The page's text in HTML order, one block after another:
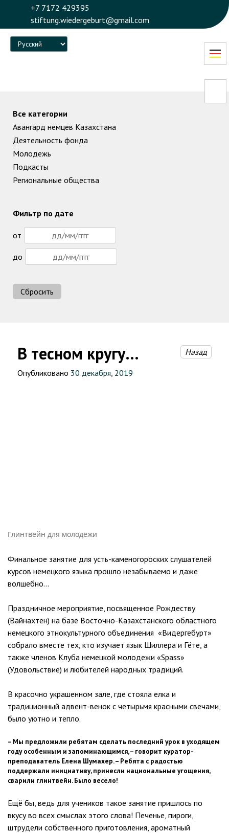
+7 7172 429395
stiftung.wiedergeburt@gmail.com
Language
В тесном кругу… Назад
Опубликовано 30 декабря, 2019
Глинтвейн для молодёжи
Финальное занятие для усть-каменогороских слушателей
курсов немецкого языка прошло незабываемо и даже
волшебно…
Праздничное мероприятие, посвященное Рождеству
(Вайнахтен) на базе Восточно-Казахстанского областного
немецкого этнокультурного объединения «Видергебурт»
собрало вместе тех, кто изучает язык Шиллера и Гёте, а
также членов Клуба немецкой молодежи «Spass»
(Удовольствие) и любителей народных традиций.
В красочно украшенном зале, где стояла елка и
традиционный адвент-венок с четырьмя красными свечами,
было уютно и тепло.
– Мы предложили ребятам сделать последний урок в уходящем
году особенным и запоминающимся, – говорит куратор-
преподаватель Елена Шумахер. – Ребята с радостью
поддержали инициативу, принесли национальные угощения,
сварили глинтвейн. Было весело!
Ещё бы, ведь для учеников такое занятие пришлось по
вкусу во всех смыслах этого слова! Печенье, пироги,
штрудели собственного приготовления, ароматный
Все категории
Авангард немцев Казахстана
Деятельность фонда
Молодежь
Подкасты
Региональные общества
Фильтр по дате
от
до
Сбросить